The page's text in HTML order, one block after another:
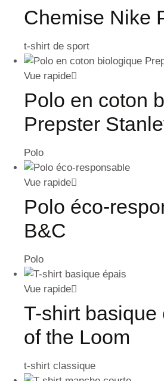
Chemise Nike
t-shirt de sport
Vue rapide
Polo en coton
Prepster
Polo
Vue rapide
Polo éco-
B&C
Polo
Vue rapide
T-shirt basique
of the Loom
t-shirt classique